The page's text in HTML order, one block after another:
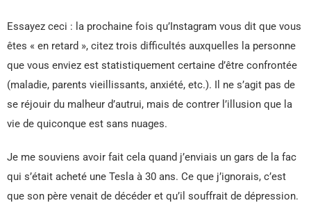
Essayez ceci : la prochaine fois qu’Instagram vous dit que vous
êtes « en retard », citez trois difficultés auxquelles la personne
que vous enviez est statistiquement certaine d’être confrontée
(maladie, parents vieillissants, anxiété, etc.). Il ne s’agit pas de
se réjouir du malheur d’autrui, mais de contrer l’illusion que la
vie de quiconque est sans nuages.
Je me souviens avoir fait cela quand j’enviais un gars de la fac
qui s’était acheté une Tesla à 30 ans. Ce que j’ignorais, c’est
que son père venait de décéder et qu’il souffrait de dépression.